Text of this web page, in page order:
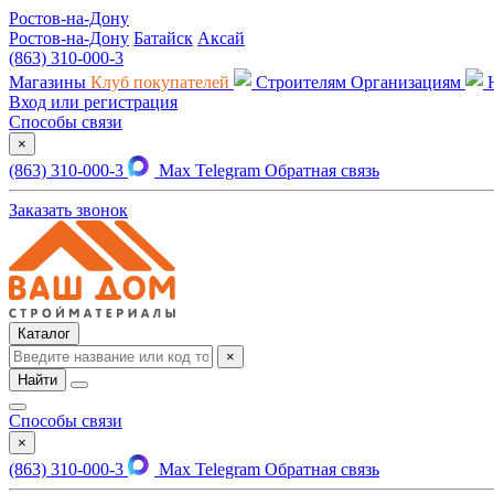
Ростов-на-Дону
Ростов-на-Дону Батайск Аксай
(863) 310-000-3
Магазины Клуб покупателей Строителям Организациям
Вход или регистрация
Способы связи
×
(863) 310-000-3 Max Telegram Обратная связь
Заказать звонок
Каталог
×
Найти
Способы связи
×
(863) 310-000-3 Max Telegram Обратная связь